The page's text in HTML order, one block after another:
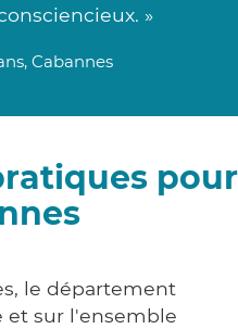
»
Cabannes
pour
le département
et sur l'ensemble